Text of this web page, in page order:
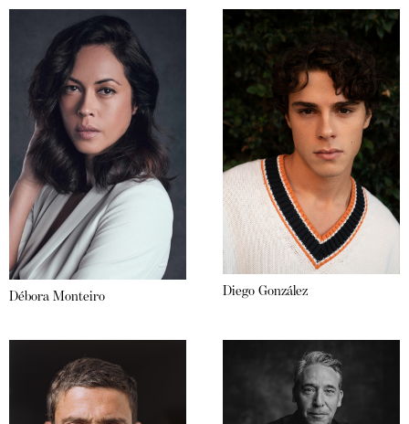
Débora Monteiro Diego González